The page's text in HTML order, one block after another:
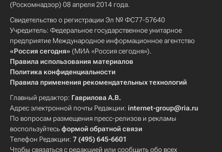
(Роскомнадзор) 08 апреля 2014 года.
Свидетельство о регистрации Эл № ФС77-57640
Учредитель: Федеральное государственное унитарное
предприятие Международное информационное агентство
«Россия сегодня» (МИА «Россия сегодня»).
Правила использования материалов
Политика конфиденциальности
Правила применения рекомендательных технологий
Главный редактор: Гаврилова А.В.
Адрес электронной почты Редакции: internet-group@ria.ru
По вопросам размещения пресс-релизов и рекламы
воспользуйтесьформой обратной связи
Телефон Редакции: 7 (495) 645-6601
Чтобы связаться с редакцией или сообщить обо всех